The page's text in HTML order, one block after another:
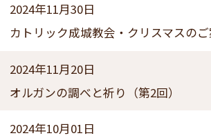
2024年11月30日
カトリック成城教会・クリスマスの
2024年11月20日
オルガンの調べと祈り（第2回）
2024年10月01日